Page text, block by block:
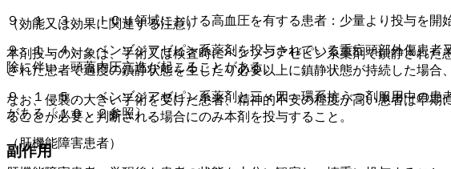
９．１．３． ＩＣＵ領域における高血圧を有する患者：少量より投与を
９．１．４． ベンゾジアゼピン系薬剤を投与されている重症頭部外傷患者
除に伴い、頭蓋内圧亢進が起こることがある。
９．１．５． ベンゾジアゼピン系薬剤と三＜四＞環系抗うつ剤服用中の患
がある〔１０．２参照〕。
（肝機能障害患者）
（効能又は効果に関連する注意）
本剤投与の対象は、手術又は検査時にベンゾジアゼピン系薬剤で鎮静され
された患者で過度の鎮静状態を生じたり必要以上に鎮静状態が持続した場
なお、侵襲の大きい手術を受けた患者、精神的不安の程度が高い患者は早
ることが必要と判断される場合にのみ本剤を投与すること。
副作用